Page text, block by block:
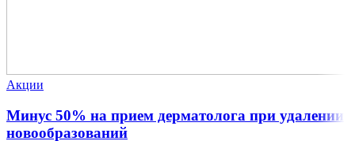
Акции
Минус 50% на прием дерматолога при удалении
новообразований